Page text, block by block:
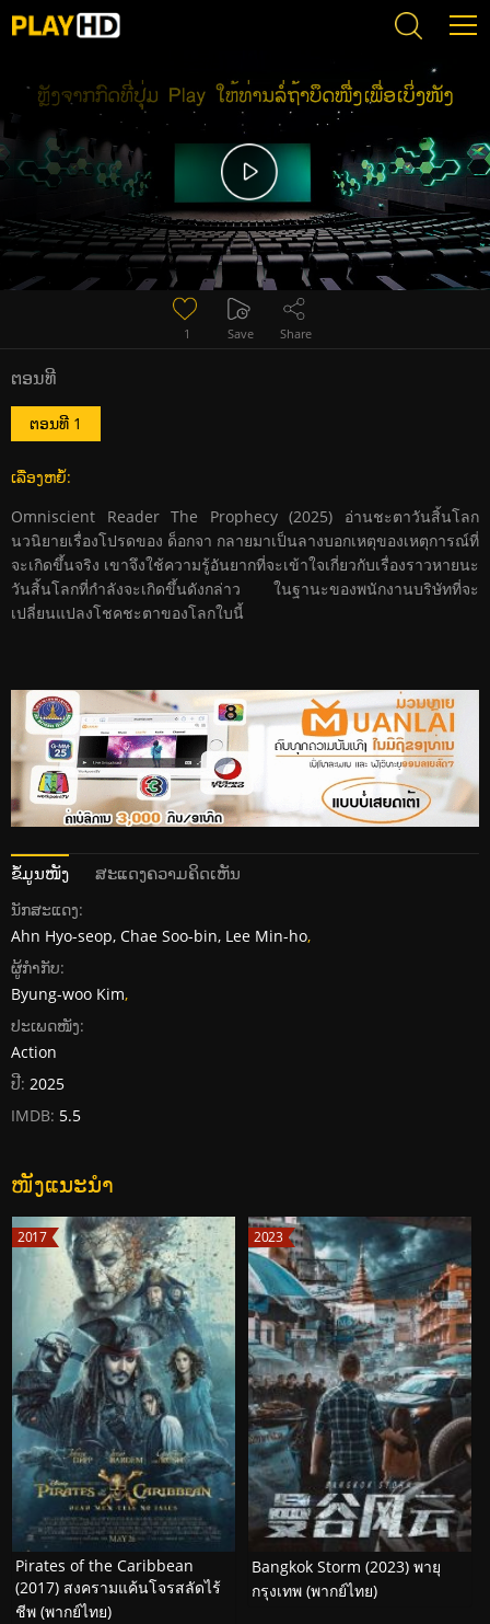
1 Save Share
ຕອນທີ
ຕອນທີ 1
ເລື່ອງຫຍໍ້:
Omniscient Reader The Prophecy (2025) อ่านชะตาวันสิ้นโลก
นวนิยายเรื่องโปรดของ ด็อกจา กลายมาเป็นลางบอกเหตุของเหตุการณ์ที่
จะเกิดขึ้นจริง เขาจึงใช้ความรู้อันยากที่จะเข้าใจเกี่ยวกับเรื่องราวหายนะ
วันสิ้นโลกที่กำลังจะเกิดขึ้นดังกล่าว ในฐานะของพนักงานบริษัทที่จะ
เปลี่ยนแปลงโชคชะตาของโลกใบนี้
ຂໍ້ມູນໜັງ ສະແດງຄວາມຄິດເຫັນ
ນັກສະແດງ:
Ahn Hyo-seop, Chae Soo-bin, Lee Min-ho,
ຜູ້ກໍາກັບ:
Byung-woo Kim,
ປະເພດໜັງ:
Action
ປີ: 2025
IMDB: 5.5
ໜັງແນະນໍາ
2017
Pirates of the Caribbean
(2017) สงครามแค้นโจรสลัดไร้
ชีพ (พากย์ไทย)
2023
Bangkok Storm (2023) พายุ
กรุงเทพ (พากย์ไทย)